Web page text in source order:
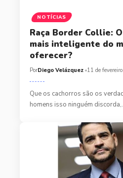
NOTÍCIAS
Raça Border Collie:
mais inteligente do
oferecer?
PorDiego Velázquez 11 de
Que os cachorros são os
homens isso ninguém